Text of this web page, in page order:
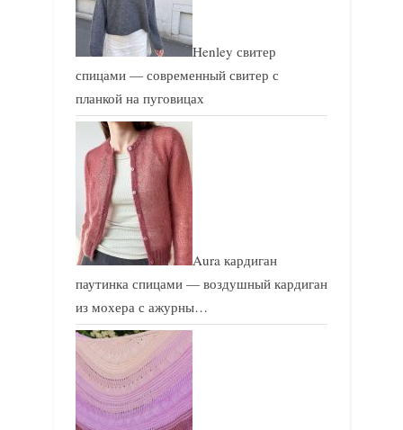
Henley свитер
спицами — современный свитер с
планкой на пуговицах
Aura кардиган
паутинка спицами — воздушный кардиган
из мохера с ажурны…